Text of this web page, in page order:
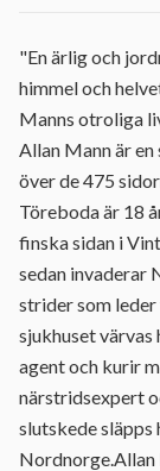
"En ärlig och
himmel och
Manns otroliga
Allan Mann är
över de 475
Töreboda är 18
finska sidan i
sedan invaderar
strider som
sjukhuset
agent och kurir
närstridsexpert
slutskede släpps